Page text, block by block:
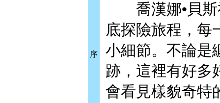
序
喬漢娜•貝斯
底探險旅程，每
小細節。不論是
跡，這裡有好多
會看見樣貌奇特